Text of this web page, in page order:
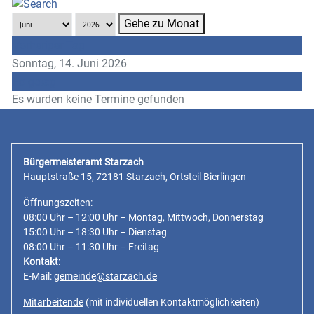
Gehe zu Monat
Sonntag, 14. Juni 2026
Es wurden keine Termine gefunden
Bürgermeisteramt Starzach
Hauptstraße 15, 72181 Starzach, Ortsteil Bierlingen
Öffnungszeiten:
08:00 Uhr – 12:00 Uhr – Montag, Mittwoch, Donnerstag
15:00 Uhr – 18:30 Uhr – Dienstag
08:00 Uhr – 11:30 Uhr – Freitag
Kontakt:
E-Mail:gemeinde@starzach.de
Mitarbeitende (mit individuellen Kontaktmöglichkeiten)